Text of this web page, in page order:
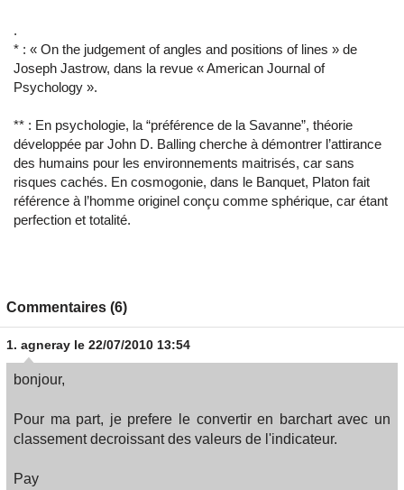
.
* : « On the judgement of angles and positions of lines » de
Joseph Jastrow, dans la revue « American Journal of
Psychology ».
** : En psychologie, la “préférence de la Savanne”, théorie
développée par John D. Balling cherche à démontrer l’attirance
des humains pour les environnements maitrisés, car sans
risques cachés. En cosmogonie, dans le Banquet, Platon fait
référence à l’homme originel conçu comme sphérique, car étant
perfection et totalité.
Commentaires (6)
1. agneray le 22/07/2010 13:54
bonjour,
Pour ma part, je prefere le convertir en barchart avec un
classement decroissant des valeurs de l'indicateur.
Pay